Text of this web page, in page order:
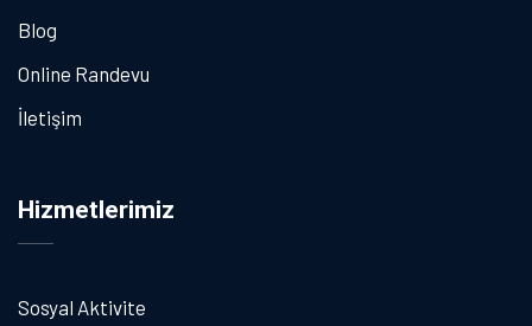
Blog
Online Randevu
İletişim
Hizmetlerimiz
Sosyal Aktivite